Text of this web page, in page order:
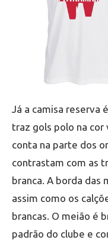
Já a camisa reserva
traz gols polo na
conta na parte dos
contrastam com as
branca. A borda das
assim como os
brancas. O meião é
padrão do clube e